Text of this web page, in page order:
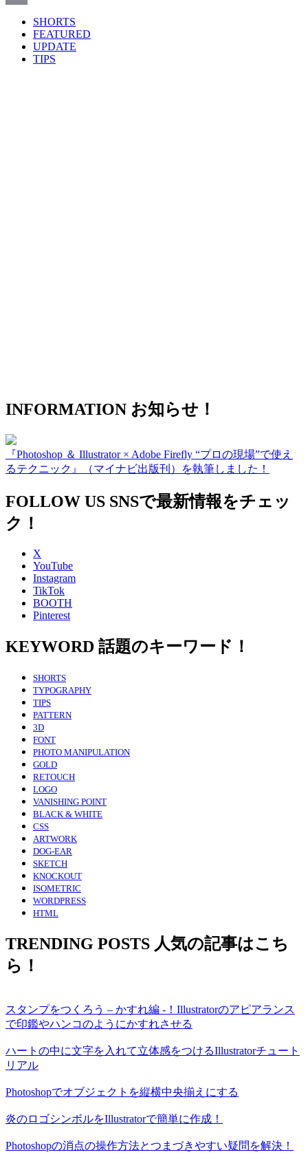
SHORTS
FEATURED
UPDATE
TIPS
INFORMATION お知らせ！
『Photoshop ＆ Illustrator × Adobe Firefly “プロの現場”で使え
るテクニック』（マイナビ出版刊）を執筆しました！
FOLLOW US SNSで最新情報をチェッ
ク！
X
YouTube
Instagram
TikTok
BOOTH
Pinterest
KEYWORD 話題のキーワード！
SHORTS
TYPOGRAPHY
TIPS
PATTERN
3D
FONT
PHOTO MANIPULATION
GOLD
RETOUCH
LOGO
VANISHING POINT
BLACK & WHITE
CSS
ARTWORK
DOG-EAR
SKETCH
KNOCKOUT
ISOMETRIC
WORDPRESS
HTML
TRENDING POSTS 人気の記事はこち
ら！
スタンプをつくろう – かすれ編 -！Illustratorのアピアランス
で印鑑やハンコのようにかすれさせる
ハートの中に文字を入れて立体感をつけるIllustratorチュート
リアル
Photoshopでオブジェクトを縦横中央揃えにする
炎のロゴシンボルをIllustratorで簡単に作成！
Photoshopの消点の操作方法とつまづきやすい疑問を解決！